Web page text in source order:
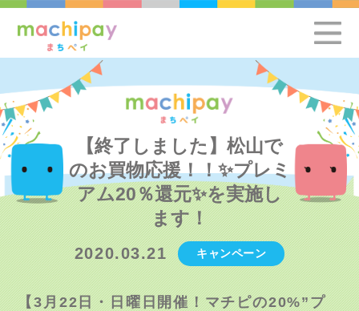
【終了しました】松山で
のお買物応援！！✨プレミ
アム20％還元✨を実施し
ます！
2020.03.21 キャンペーン
【3月22日・日曜日開催！マチピの20%”プ